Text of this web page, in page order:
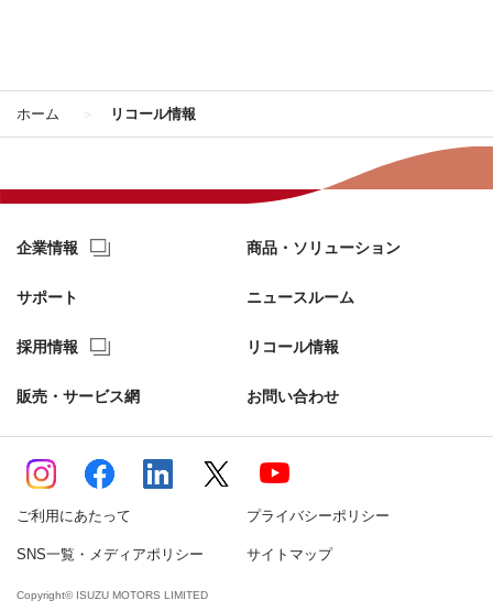
ホーム リコール情報
企業情報 商品・ソリューション
サポート ニュースルーム
採用情報 リコール情報
販売・サービス網 お問い合わせ
ご利用にあたって プライバシーポリシー
SNS一覧・メディアポリシー サイトマップ
Copyright© ISUZU MOTORS LIMITED